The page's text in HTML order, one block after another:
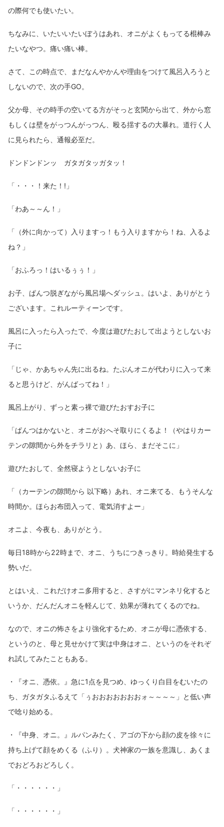
の際何でも使いたい。
ちなみに、いたいいたいぼうはあれ、オニがよくもってる棍棒み
たいなやつ。痛い痛い棒。
さて、この時点で、まだなんやかんや理由をつけて風呂入ろうと
しないので、次の手GO。
父か母、その時手の空いてる方がそっと玄関から出て、外から窓
もしくは壁をがっつんがっつん、殴る揺するの大暴れ。道行く人
に見られたら、通報必至だ。
ドンドンドンッ ガタガタッガタッ！
「・・・！来た！!」
「わあ～～ん！」
「（外に向かって）入りますっ！もう入りますから！ね、入るよ
ね？」
「おふろっ！はいるぅぅ！」
お子、ぱんつ脱ぎながら風呂場へダッシュ。はいよ、ありがとう
ございます。これルーティーンです。
風呂に入ったら入ったで、今度は遊びたおして出ようとしないお
子に
「じゃ、かあちゃん先に出るね。たぶんオニが代わりに入って来
ると思うけど、がんばってね！」
風呂上がり、ずっと素っ裸で遊びたおすお子に
「ぱんつはかないと、オニがおへそ取りにくるよ！（やはりカー
テンの隙間から外をチラリと）あ、ほら、まだそこに」
遊びたおして、全然寝ようとしないお子に
「（カーテンの隙間から 以下略）あれ、オニ来てる、もうそんな
時間か。ほらお布団入って、電気消すよー」
オニよ、今夜も、ありがとう。
毎日18時から22時まで、オニ、うちにつきっきり。時給発生する
勢いだ。
とはいえ、これだけオニ多用すると、さすがにマンネリ化すると
いうか、だんだんオニを軽んじて、効果が薄れてくるのでね。
なので、オニの怖さをより強化するため、オニが母に憑依する、
というのと、母と見せかけて実は中身はオニ、というのをそれぞ
れ試してみたこともある。
・『オニ、憑依。』急に1点を見つめ、ゆっくり白目をむいたの
ち、ガタガタふるえて「ぅおおおおおおおォ～～～～」と低い声
で唸り始める。
・『中身、オニ。』ルパンみたく、アゴの下から顔の皮を徐々に
持ち上げて顔をめくる（ふり）。犬神家の一族を意識し、あくま
でおどろおどろしく。
「・・・・・・」
「・・・・・・」